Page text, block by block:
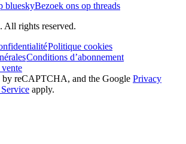
blueskyBezoek ons op threads
All rights reserved.
Politique cookies
Conditions d’abonnement
by reCAPTCHA, and the Google Privacy
apply.